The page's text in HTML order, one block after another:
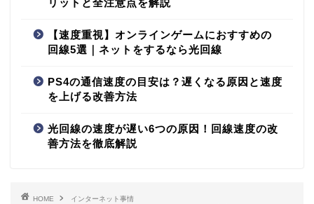
リットと全注意点を解説
【速度重視】オンラインゲームにおすすめの
回線5選｜ネットをするなら光回線
PS4の通信速度の目安は？遅くなる原因と速度
を上げる改善方法
光回線の速度が遅い6つの原因！回線速度の改
善方法を徹底解説
HOME
インターネット事情